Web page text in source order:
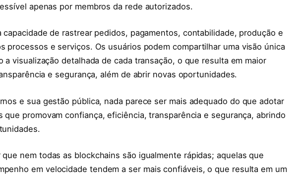
apenas por membros da rede autorizados.
de rastrear pedidos, pagamentos, contabilidade, produção e
processos e serviços. Os usuários podem compartilhar uma visão única
visualização detalhada de cada transação, o que resulta em maior
e segurança, além de abrir novas oportunidades.
e sua gestão pública, nada parece ser mais adequado do que adotar
que promovam confiança, eficiência, transparência e segurança, abrindo
nem todas as blockchains são igualmente rápidas; aquelas que
em velocidade tendem a ser mais confiáveis, o que resulta em um